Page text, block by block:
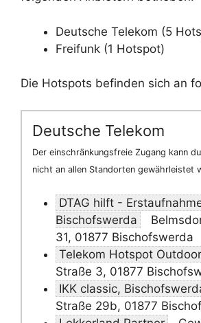
Deutsche Telekom (5
Freifunk (1 Hotspot)
Die Hotspots befinden sich an
Deutsche Telekom
Der einschränkungsfreie Zugang kann
nicht an allen Standorten gewährleistet
DTAG hilft -
Bischofswerda
31, 01877 Bischofswerda
Telekom Hotspot Outdoor
Straße 3, 01877
IKK classic,
Straße 29b, 01877